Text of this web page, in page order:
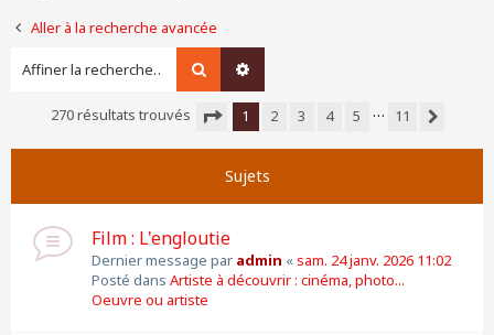
Aller à la recherche avancée
Rechercher
270 résultats trouvés
1 2 3 4 5 …
11
Sujets
Film : L'engloutie
Dernier message par admin «sam. 24 janv. 2026 11:02
Posté dans Artiste à découvrir : cinéma, photo...
Oeuvre ou artiste